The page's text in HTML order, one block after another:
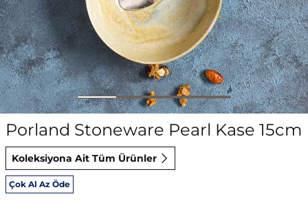
Porland Stoneware Pearl Kase 15cm
Koleksiyona Ait Tüm Ürünler
Çok Al Az Öde